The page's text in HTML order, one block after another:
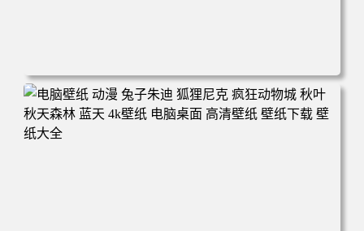
电脑壁纸 动漫 紫灵 冰清玉洁《凡人修仙传》4k壁纸 3840x2
160 电脑桌面 高清壁纸 壁纸下载 壁纸大全